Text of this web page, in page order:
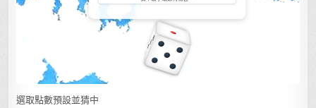
選取點數預設並猜中